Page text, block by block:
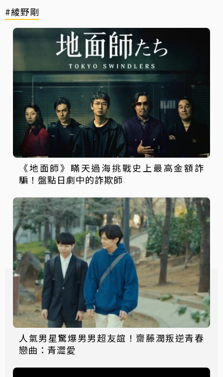
#綾野剛
《地面師》瞞天過海挑戰史上最高金額詐
騙！盤點日劇中的詐欺師
人氣男星驚爆男男超友誼！齋藤潤叛逆青春
戀曲：青澀愛